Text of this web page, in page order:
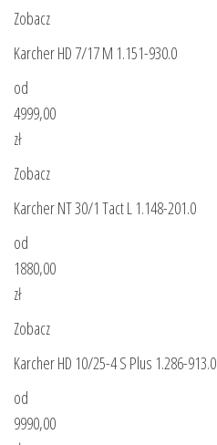
Zobacz
Karcher HD 7/17 M 1.151-930.0
od
4999,00
zł
Zobacz
Karcher NT 30/1 Tact L 1.148-201.0
od
1880,00
zł
Zobacz
Karcher HD 10/25-4 S Plus 1.286-913.0
od
9990,00